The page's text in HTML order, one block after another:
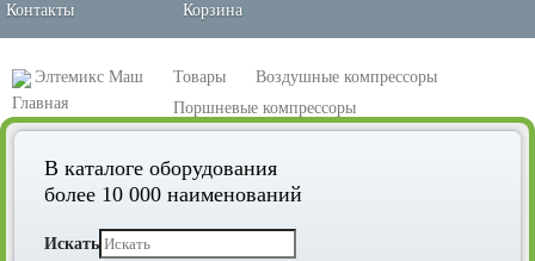
Контакты
Корзина
Элтемикс Маш Товары
Воздушные компрессоры
Поршневые компрессоры
Поршневой компрессор Remeza ВА10-6/40-00
В каталоге оборудования
более 10 000 наименований
Искать